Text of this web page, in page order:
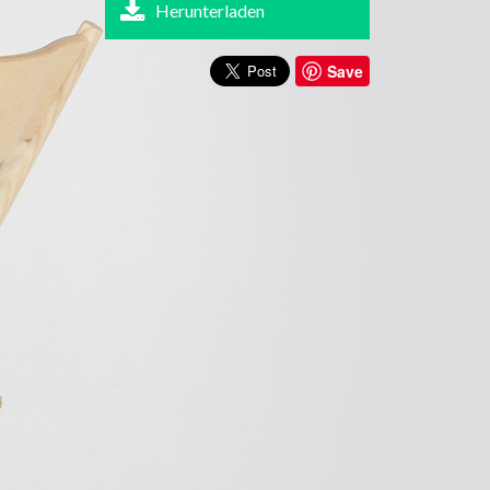
Herunterladen
Save